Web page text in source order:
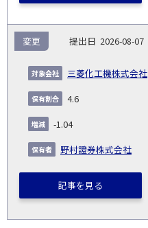
2026-08-07
三菱化工機株式会社
変更
4.6
-1.04
野村證券株式会社
記事を見る